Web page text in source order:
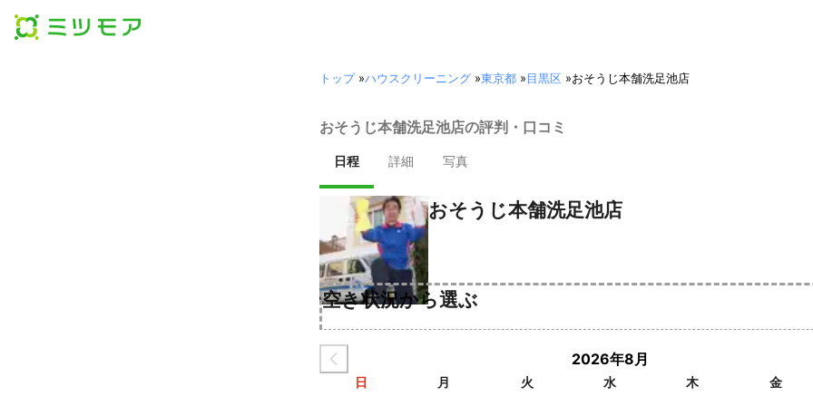
トップ»ハウスクリーニング »東京都 »目黒区 »おそうじ本舗洗足池店
おそうじ本舗洗足池店の評判・口コミ
日程 詳細 写真
おそうじ本舗洗足池店
空き状況から選ぶ
2026年8月
日 月 火 水 木 金